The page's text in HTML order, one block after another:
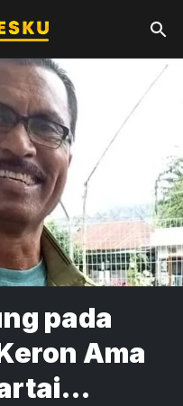
pada
Ama